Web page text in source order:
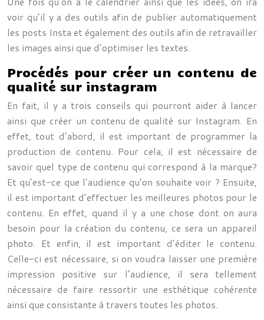
voir qu’il y a des outils afin de publier automatiquement
les posts Insta et également des outils afin de retravailler
les images ainsi que d’optimiser les textes.
Procédés pour créer un contenu de
qualité sur instagram
En fait, il y a trois conseils qui pourront aider à lancer
ainsi que créer un contenu de qualité sur Instagram. En
effet, tout d’abord, il est important de programmer la
production de contenu. Pour cela, il est nécessaire de
savoir quel type de contenu qui correspond à la marque?
Et qu’est-ce que l’audience qu’on souhaite voir ? Ensuite,
il est important d’effectuer les meilleures photos pour le
contenu. En effet, quand il y a une chose dont on aura
besoin pour la création du contenu, ce sera un appareil
photo. Et enfin, il est important d’éditer le contenu.
Celle-ci est nécessaire, si on voudra laisser une première
impression positive sur l’audience, il sera tellement
nécessaire de faire ressortir une esthétique cohérente
ainsi que consistante à travers toutes les photos.